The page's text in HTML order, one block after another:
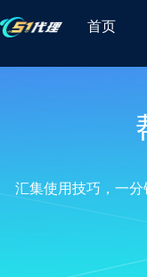
首页
汇集使用技巧，一